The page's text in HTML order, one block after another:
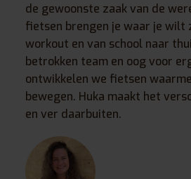
de gewoonste zaak van de
fietsen brengen je waar je wilt
workout en van school naar
betrokken team en oog voor
ontwikkelen we fietsen
bewegen. Huka maakt het
en ver daarbuiten.